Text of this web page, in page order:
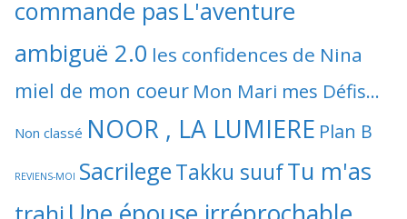
commande pas L'aventure
ambiguë 2.0 les confidences de Nina
miel de mon coeur Mon Mari mes Défis...
Non classé NOOR , LA LUMIERE Plan B
REVIENS-MOI SacrilegeTakku suufTu m'as